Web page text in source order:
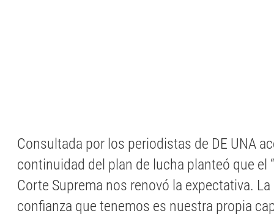
Consultada por los periodistas de DE UNA
continuidad del plan de lucha planteó que el
Corte Suprema nos renovó la expectativa.
confianza que tenemos es nuestra propia